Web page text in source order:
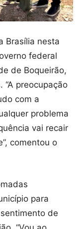
Brasília nesta
federal
de Boqueirão,
“A preocupação
com a
problema
vai recair
comentou o
para
de